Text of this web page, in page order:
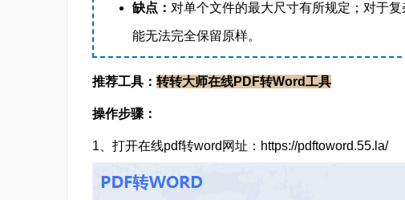
缺点： 对单个文件的最大尺寸有所规定；对于
能无法完全保留原样。
推荐工具： 转转大师在线PDF转Word工具
操作步骤：
1、打开在线pdf转word网址：https://pdftoword.55.la/